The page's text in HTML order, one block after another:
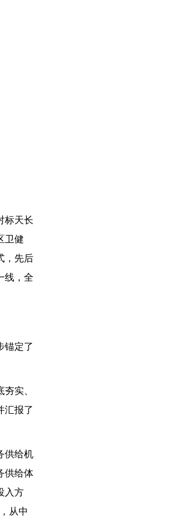
标天长
卫健
，先后
线，全
锚定了
实、
汇报了
供给机
供给体
入方
从中